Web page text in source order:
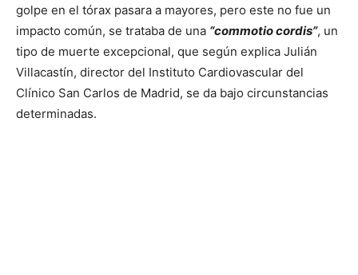
golpe en el tórax pasara a mayores, pero este no fue un
impacto común, se trataba de una “commotio cordis”, un
tipo de muerte excepcional, que según explica Julián
Villacastín, director del Instituto Cardiovascular del
Clínico San Carlos de Madrid, se da bajo circunstancias
determinadas.